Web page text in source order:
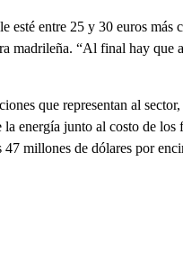
esté entre 25 y 30 euros más
madrileña. “Al final hay que
que representan al
energía junto al costo de los
millones de dólares por